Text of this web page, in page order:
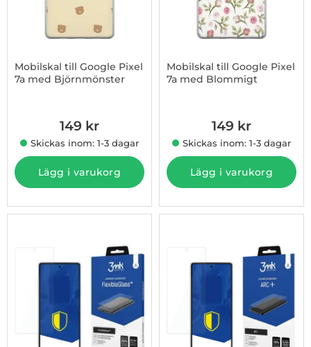
Mobilskal till Google Pixel
7a med Björnmönster
149 kr
Skickas inom: 1-3 dagar
Lägg i varukorg
Mobilskal till Google Pixel
7a med Blommigt
149 kr
Skickas inom: 1-3 dagar
Lägg i varukorg